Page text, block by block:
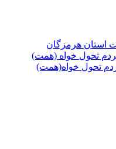
استان هرمزگان
تحول خواه (همت)
تحول خواه(همت)